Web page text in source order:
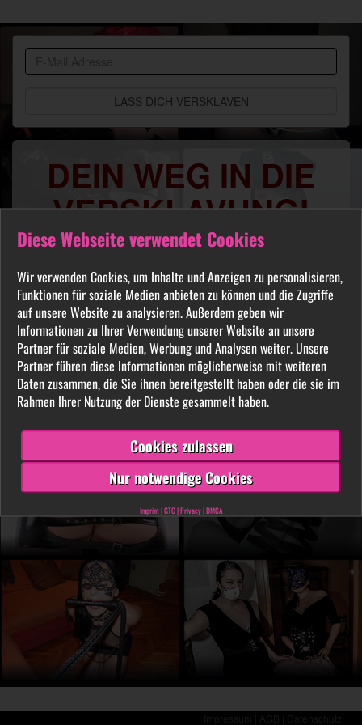
Diese Webseite verwendet Cookies
Wir verwenden Cookies, um Inhalte und Anzeigen zu personalisieren,
Funktionen für soziale Medien anbieten zu können und die Zugriffe
auf unsere Website zu analysieren. Außerdem geben wir
Informationen zu Ihrer Verwendung unserer Website an unsere
Partner für soziale Medien, Werbung und Analysen weiter. Unsere
Partner führen diese Informationen möglicherweise mit weiteren
Daten zusammen, die Sie ihnen bereitgestellt haben oder die sie im
Rahmen Ihrer Nutzung der Dienste gesammelt haben.
Cookies zulassen
Nur notwendige Cookies
Imprint|GTC|Privacy|DMCA
DEIN WEG IN DIE
VERSKLAVUNG!
Du sehnst Dich danach benutzt, manipuliert,
FETISCH ist in unserer Community willkommen
und auch Du wirst hier Deine Herrin finden, die
Dich Schritt für Schritt in das Sklavenleben deiner
Träume führt. Lebe deine dunkelsten Fantasien
LIVE vor der Cam aus. Finde unter tausenden
privaten SM- und Fetischvideos deine dominante
Lady und genieße die Leidenschaft, die Leiden
schafft!